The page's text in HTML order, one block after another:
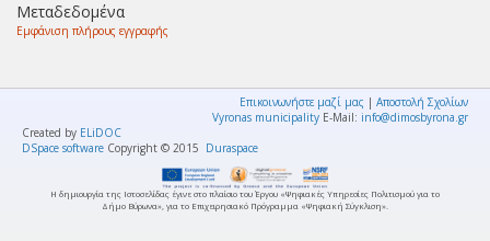
Μεταδεδομένα
Εμφάνιση πλήρους εγγραφής
Επικοινωνήστε μαζί μας | Αποστολή Σχολίων
Vyronas municipality E-Mail: info@dimosbyrona.gr
Created by ELiDOC
DSpace software Copyright © 2015 Duraspace
Η δημιουργία της Ιστοσελίδας έγινε στο πλαίσιο του Έργου «Ψηφιακές Υπηρεσίες Πολιτισμού για το
Δήμο Βύρωνα», για το Επιχειρησιακό Πρόγραμμα «Ψηφιακή Σύγκλιση».